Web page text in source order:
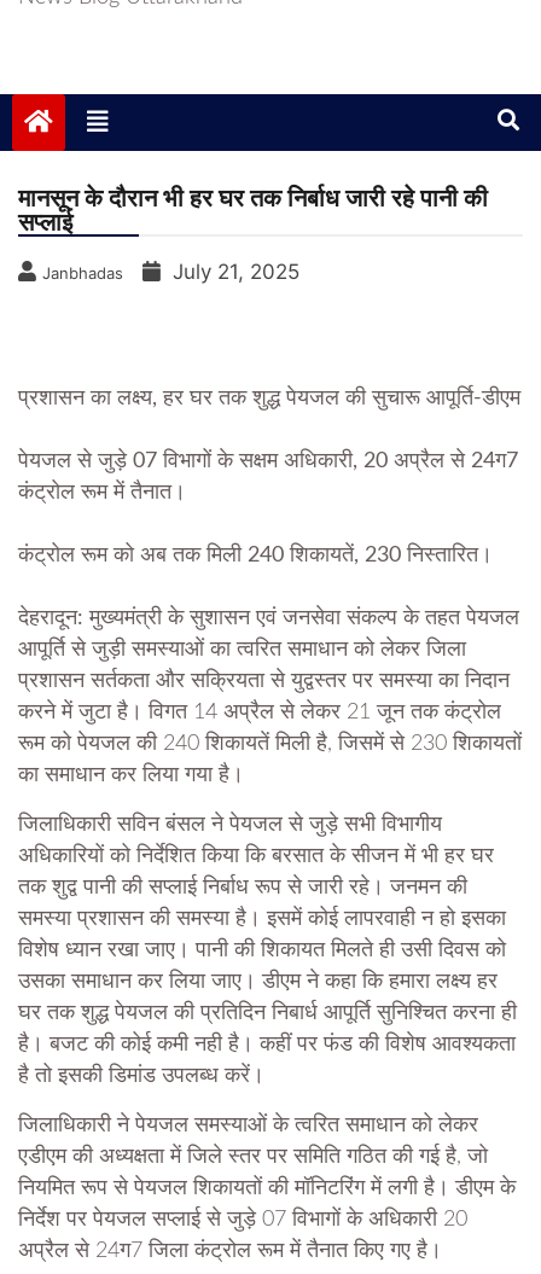
मानसून के दौरान भी हर घर तक निर्बाध जारी रहे पानी की
सप्लाई
Janbhadas July 21, 2025
प्रशासन का लक्ष्य, हर घर तक शुद्ध पेयजल की सुचारू आपूर्ति-डीएम
पेयजल से जुड़े 07 विभागों के सक्षम अधिकारी, 20 अप्रैल से 24ग7
कंट्रोल रूम में तैनात।
कंट्रोल रूम को अब तक मिली 240 शिकायतें, 230 निस्तारित।
देहरादून: मुख्यमंत्री के सुशासन एवं जनसेवा संकल्प के तहत पेयजल
आपूर्ति से जुड़ी समस्याओं का त्वरित समाधान को लेकर जिला
प्रशासन सर्तकता और सक्रियता से युद्वस्तर पर समस्या का निदान
करने में जुटा है। विगत 14 अप्रैल से लेकर 21 जून तक कंट्रोल
रूम को पेयजल की 240 शिकायतें मिली है, जिसमें से 230 शिकायतों
का समाधान कर लिया गया है।
जिलाधिकारी सविन बंसल ने पेयजल से जुड़े सभी विभागीय
अधिकारियों को निर्देशित किया कि बरसात के सीजन में भी हर घर
तक शुद्व पानी की सप्लाई निर्बाध रूप से जारी रहे। जनमन की
समस्या प्रशासन की समस्या है। इसमें कोई लापरवाही न हो इसका
विशेष ध्यान रखा जाए। पानी की शिकायत मिलते ही उसी दिवस को
उसका समाधान कर लिया जाए। डीएम ने कहा कि हमारा लक्ष्य हर
घर तक शुद्ध पेयजल की प्रतिदिन निबार्ध आपूर्ति सुनिश्चित करना ही
है। बजट की कोई कमी नही है। कहीं पर फंड की विशेष आवश्यकता
है तो इसकी डिमांड उपलब्ध करें।
जिलाधिकारी ने पेयजल समस्याओं के त्वरित समाधान को लेकर
एडीएम की अध्यक्षता में जिले स्तर पर समिति गठित की गई है, जो
नियमित रूप से पेयजल शिकायतों की मॉनिटरिंग में लगी है। डीएम के
निर्देश पर पेयजल सप्लाई से जुड़े 07 विभागों के अधिकारी 20
अप्रैल से 24ग7 जिला कंट्रोल रूम में तैनात किए गए है।